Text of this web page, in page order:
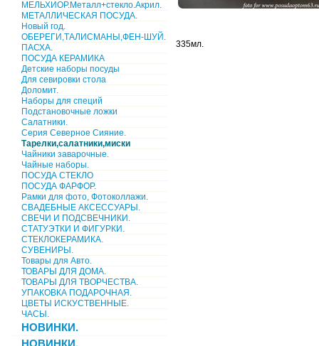
МЕЛЬХИОР.Металл+стекло.Акрил.
МЕТАЛЛИЧЕСКАЯ ПОСУДА.
Новый год.
ОБЕРЕГИ,ТАЛИСМАНЫ,ФЕН-ШУЙ.
ПАСХА.
ПОСУДА КЕРАМИКА
Детские наборы посуды
Для севировки стола
Доломит.
Наборы для специй
Подстановочные ложки
Салатники.
Серия Северное Сияние.
Тарелки,салатники,миски
Чайники заварочные.
Чайные наборы.
ПОСУДА СТЕКЛО
ПОСУДА ФАРФОР.
Рамки для фото, Фотоколлажи.
СВАДЕБНЫЕ АКСЕССУАРЫ.
СВЕЧИ И ПОДСВЕЧНИКИ.
СТАТУЭТКИ И ФИГУРКИ.
СТЕКЛОКЕРАМИКА.
СУВЕНИРЫ.
Товары для Авто.
ТОВАРЫ ДЛЯ ДОМА.
ТОВАРЫ ДЛЯ ТВОРЧЕСТВА.
УПАКОВКА ПОДАРОЧНАЯ.
ЦВЕТЫ ИСКУСТВЕННЫЕ.
ЧАСЫ.
НОВИНКИ.
НОВИНКИ.
335мл.